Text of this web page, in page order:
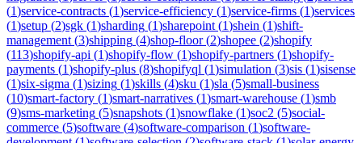
(1)service-contracts (1)service-efficiency (1)service-firms (1)services
(1)setup (2)sgk (1)sharding (1)sharepoint (1)shein (1)shift-
management (3)shipping (4)shop-floor(2)shopee (2)shopify
(113)shopify-api (1)shopify-flow (1)shopify-partners (1)shopify-
payments (1)shopify-plus (8)shopifyql (1)simulation (3)sis (1)sisense
(1)six-sigma (1)sizing (1)skills (4)sku (1)sla (5)small-business
(10)smart-factory (1)smart-narratives (1)smart-warehouse (1)smb
(9)sms-marketing (5)snapshots (1)snowflake (1)soc2 (5)social-
commerce (5)software (4)software-comparison (1)software-